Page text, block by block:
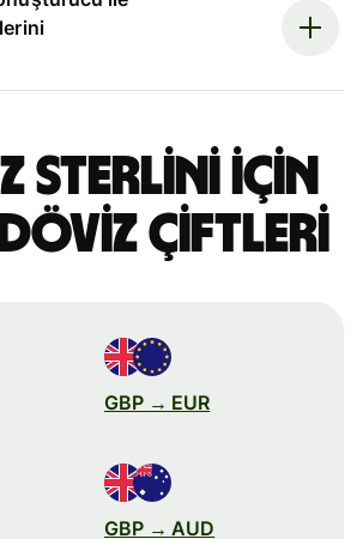
sterlini için
döviz çiftleri
GBP → EUR
GBP → AUD